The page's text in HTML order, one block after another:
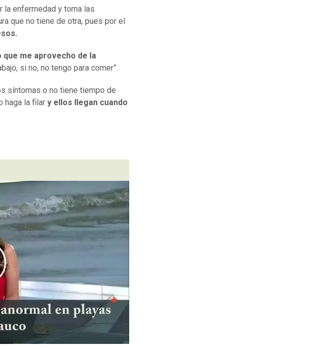
la enfermedad y toma las
que no tiene de otra, pues por el
que me aprovecho de la
si no, no tengo para comer”.
síntomas o no tiene tiempo de
haga la filar y ellos llegan cuando